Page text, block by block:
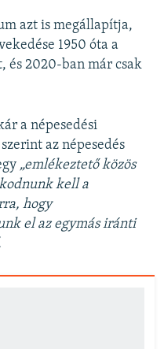
azt is megállapítja,
1950 óta a
és 2020-ban már csak
a népesedési
szerint az népesedés
„emlékeztető közös
kell a
hogy
el az egymás iránti